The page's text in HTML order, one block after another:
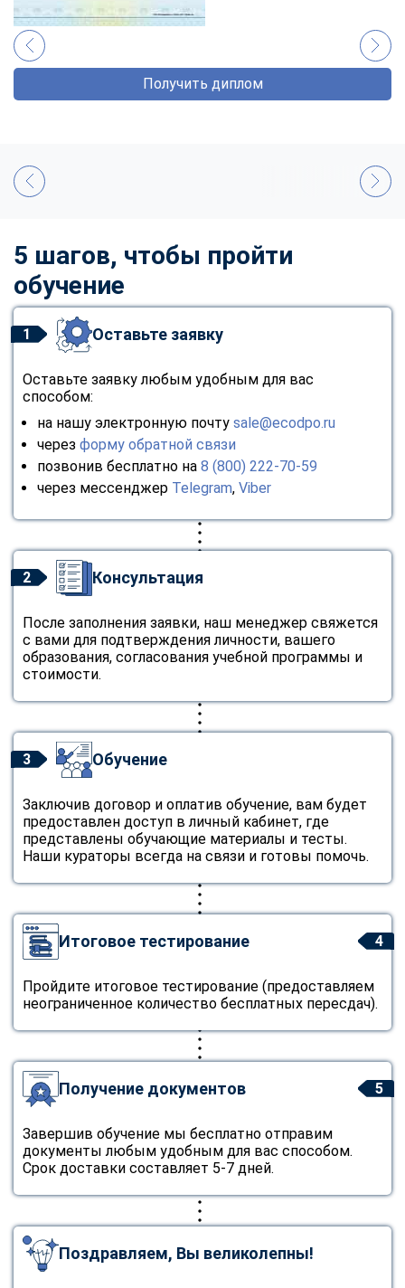
Получить диплом
5 шагов, чтобы пройти
обучение
1 Оставьте заявку
Оставьте заявку любым удобным для вас
способом:
на нашу электронную почту sale@ecodpo.ru
через форму обратной связи
позвонив бесплатно на 8 (800) 222-70-59
через мессенджер Telegram, Viber
2 Консультация
После заполнения заявки, наш менеджер свяжется
с вами для подтверждения личности, вашего
образования, согласования учебной программы и
стоимости.
3 Обучение
Заключив договор и оплатив обучение, вам будет
предоставлен доступ в личный кабинет, где
представлены обучающие материалы и тесты.
Наши кураторы всегда на связи и готовы помочь.
4
Итоговое тестирование
Пройдите итоговое тестирование (предоставляем
неограниченное количество бесплатных пересдач).
5
Получение документов
Завершив обучение мы бесплатно отправим
документы любым удобным для вас способом.
Срок доставки составляет 5-7 дней.
Поздравляем, Вы великолепны!